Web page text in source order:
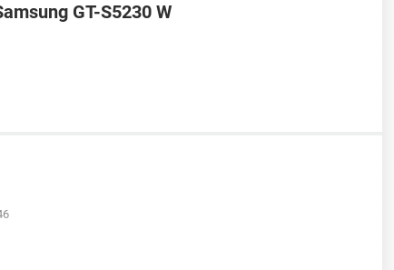
GT-S5230 W